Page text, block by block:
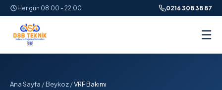
Her gün 08:00 - 22:00 0216 308 38 87
☰
Ana Sayfa /Beykoz/VRF Bakımı